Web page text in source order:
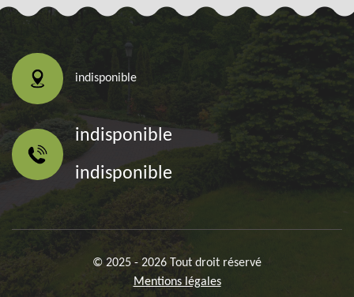
indisponible
indisponible
indisponible
© 2025 - 2026 Tout droit réservé
Mentions légales